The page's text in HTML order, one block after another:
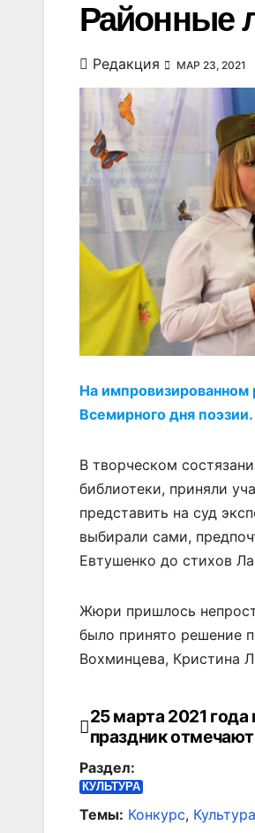
Районные
Редакция МАР 23, 2021
На импровизированном
Всемирного дня поэзии.
В творческом
библиотеки, приняли
представить на суд
выбирали сами,
Евтушенко до стихов
Жюри пришлось
было принято решение
Вохминцева, Кристина
Навигация
по
записям
25 марта 2021
праздник
Раздел:
КУЛЬТУРА
Темы: Конкурс, Культура